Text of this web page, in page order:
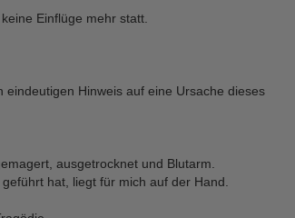
Einflüge mehr statt.
Hinweis auf eine Ursache dieses
ausgetrocknet und Blutarm.
hat, liegt für mich auf der Hand.